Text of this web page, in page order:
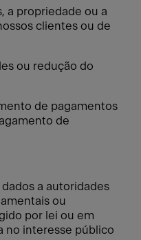
a propriedade ou a
clientes ou de
ou redução do
de pagamentos
de
a autoridades
ou
por lei ou em
no interesse público